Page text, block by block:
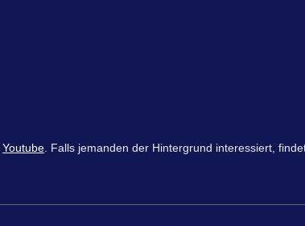
Youtube . Falls jemanden der Hintergrund interessiert,